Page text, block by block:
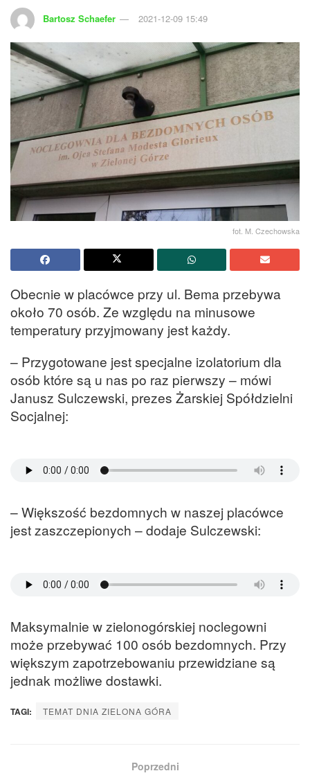
Bartosz Schaefer 2021-12-09 15:49
fot. M. Czechowska
Obecnie w placówce przy ul. Bema przebywa
około 70 osób. Ze względu na minusowe
temperatury przyjmowany jest każdy.
– Przygotowane jest specjalne izolatorium dla
osób które są u nas po raz pierwszy – mówi
Janusz Sulczewski, prezes Żarskiej Spółdzielni
Socjalnej:
– Większość bezdomnych w naszej placówce
jest zaszczepionych – dodaje Sulczewski:
Maksymalnie w zielonogórskiej noclegowni
może przebywać 100 osób bezdomnych. Przy
większym zapotrzebowaniu przewidziane są
jednak możliwe dostawki.
TAGI: TEMAT DNIA ZIELONA GÓRA
Poprzedni